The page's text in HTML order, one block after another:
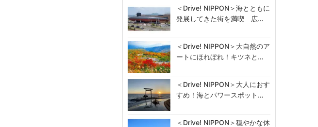
＜Drive! NIPPON＞海とともに
発展してきた街を満喫 広…
＜Drive! NIPPON＞大自然のア
ートにほれぼれ！キツネと…
＜Drive! NIPPON＞大人におす
すめ！海とパワースポット…
＜Drive! NIPPON＞穏やかな休